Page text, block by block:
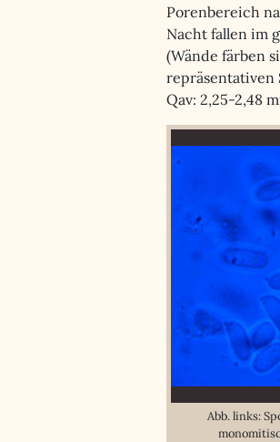
Porenbereich
Nacht fallen im
(Wände färben
repräsentativen
Qav: 2,25-2,48
Abb. links: